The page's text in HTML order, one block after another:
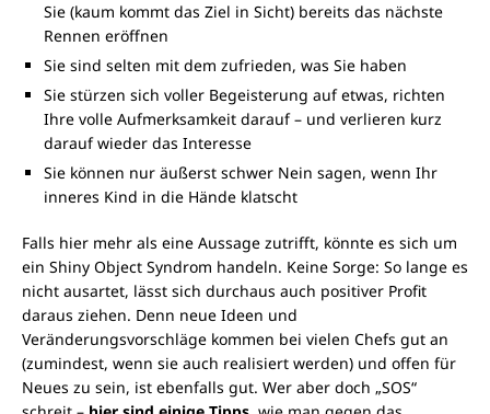
Sie (kaum kommt das Ziel in Sicht) bereits das nächste
Rennen eröffnen
Sie sind selten mit dem zufrieden, was Sie haben
Sie stürzen sich voller Begeisterung auf etwas, richten
Ihre volle Aufmerksamkeit darauf – und verlieren kurz
darauf wieder das Interesse
Sie können nur äußerst schwer Nein sagen, wenn Ihr
inneres Kind in die Hände klatscht
Falls hier mehr als eine Aussage zutrifft, könnte es sich um
ein Shiny Object Syndrom handeln. Keine Sorge: So lange es
nicht ausartet, lässt sich durchaus auch positiver Profit
daraus ziehen. Denn neue Ideen und
Veränderungsvorschläge kommen bei vielen Chefs gut an
(zumindest, wenn sie auch realisiert werden) und offen für
Neues zu sein, ist ebenfalls gut. Wer aber doch „SOS“